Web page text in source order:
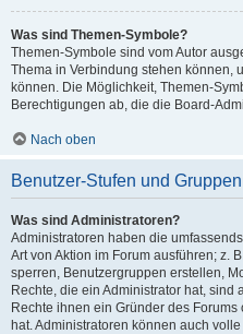
Was sind Themen-Symbole?
Themen-Symbole sind vom Autor
Thema in Verbindung stehen können,
können. Die Möglichkeit, Themen-
Berechtigungen ab, die die Board-
Nach oben
Benutzer-Stufen und Gruppen
Was sind Administratoren?
Administratoren haben die
Art von Aktion im Forum ausführen; z.
sperren, Benutzergruppen erstellen,
Rechte, die ein Administrator hat,
Rechte ihnen ein Gründer des
hat. Administratoren können auch